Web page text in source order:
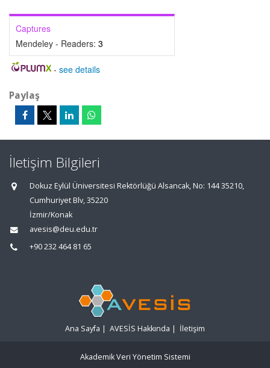
Captures
Mendeley - Readers: 3
- see details
Paylaş
İletişim Bilgileri
Dokuz Eylül Üniversitesi Rektörlüğü Alsancak, No: 144 35210,
Cumhuriyet Blv, 35220
İzmir/Konak
avesis@deu.edu.tr
+90 232 464 81 65
Ana Sayfa | AVESİS Hakkında | İletişim
Akademik Veri Yönetim Sistemi